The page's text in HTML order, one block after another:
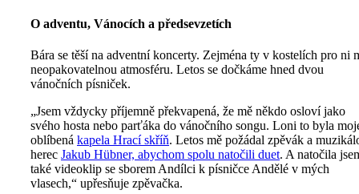
O adventu, Vánocích a předsevzetích
Bára se těší na adventní koncerty. Zejména ty v kostelích pro ni
neopakovatelnou atmosféru. Letos se dočkáme hned dvou
vánočních písniček.
„Jsem vždycky příjemně překvapená, že mě někdo osloví jako
svého hosta nebo parťáka do vánočního songu. Loni to byla
oblíbená kapela Hrací skříň. Letos mě požádal zpěvák a
herec Jakub Hübner, abychom spolu natočili duet. A natočila
také videoklip se sborem Andílci k písničce Andělé v mých
vlasech,“ upřesňuje zpěvačka.